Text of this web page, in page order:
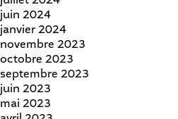
juin 2024
janvier 2024
novembre 2023
octobre 2023
septembre 2023
juin 2023
mai 2023